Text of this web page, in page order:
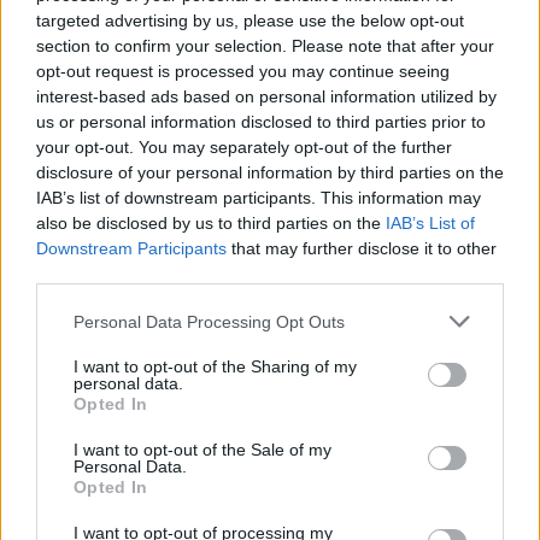
targeted advertising by us, please use the below opt-out
section to confirm your selection. Please note that after your
opt-out request is processed you may continue seeing
interest-based ads based on personal information utilized by
us or personal information disclosed to third parties prior to
your opt-out. You may separately opt-out of the further
disclosure of your personal information by third parties on the
IAB’s list of downstream participants. This information may
also be disclosed by us to third parties on the IAB’s List of
Downstream Participants that may further disclose it to other
Personal Data Processing Opt Outs
I want to opt-out of the Sharing of my
personal data.
Opted In
I want to opt-out of the Sale of my
Personal Data.
Opted In
I want to opt-out of processing my
ehhez azonban nem elég fogyasztani.
PAIS-HORVÁTH SZILVIA| 2025. február 17. 17:52
Íme a Vas megyei pálinka-mennyország: ilyen
isteni párlatok nem nagyon készülnek máshol
Pálinkaversenyen jártunk, ahol nemcsak interjúztunk, de
részt is vettünk a médiazsűri munkájában. De hogyan
kóstolnak a profik? Ki lehet a profi zsűriben? Mitől jó a
pálinka?
HELLOVIDÉK| 2025. február 11. 15:15
Hivatalos! Bővült a Hungarikum lista:
megosztó szokás került be a nemzeti
gyűjteménybe
a déli harangszóval és a csárdás tánccal, a Magyar
Értéktárba pedig a csárdát vették fel
PÉNZCENTRUM | 2025. február 11. 09:25